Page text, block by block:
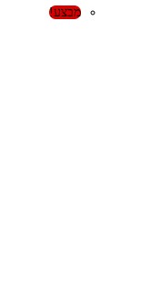
מבצע!